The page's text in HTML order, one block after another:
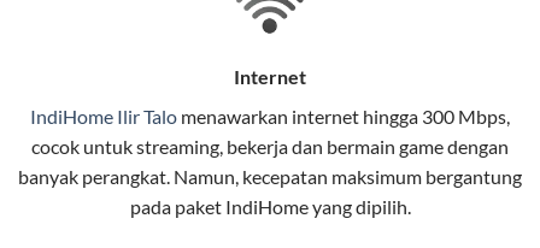
stabil, dan memiliki berbagai pilihan paket IndiHome
Selain internet, layanan IndiHome juga mencakup TV
interaktif (IndiHome TV) dan telepon rumah dalam
satu paket.
Internet
IndiHome Ilir Talo menawarkan internet hingga 300 Mbps,
cocok untuk streaming, bekerja dan bermain game dengan
banyak perangkat. Namun, kecepatan maksimum bergantung
pada paket IndiHome yang dipilih.